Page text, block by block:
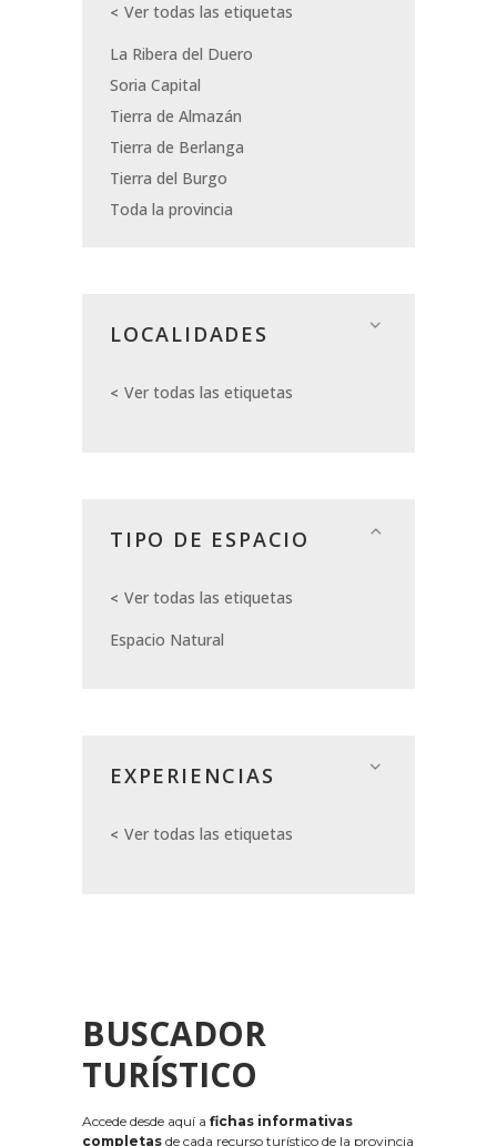
Ver todas las etiquetas
La Ribera del Duero
Soria Capital
Tierra de Almazán
Tierra de Berlanga
Tierra del Burgo
Toda la provincia
LOCALIDADES
Ver todas las etiquetas
TIPO DE ESPACIO
Ver todas las etiquetas
Espacio Natural
EXPERIENCIAS
Ver todas las etiquetas
BUSCADOR
TURÍSTICO
Accede desde aquí a fichas informativas
completas de cada recurso turístico de la provincia